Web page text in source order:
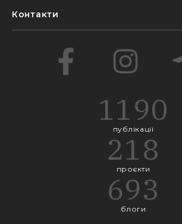
Контакти
1190
публікації
218
проєкти
693
блоги